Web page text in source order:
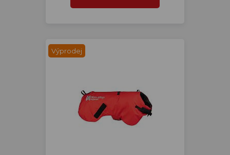
Výprodej